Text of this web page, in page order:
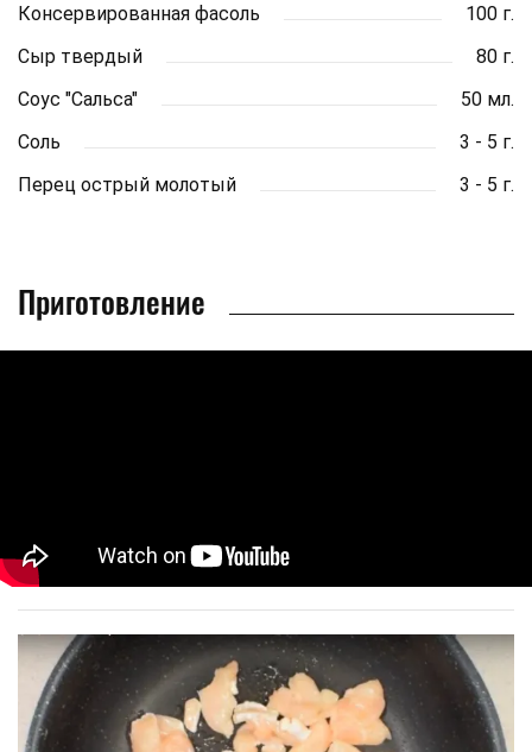
Консервированная фасоль
100 г.
Сыр твердый
80 г.
Соус "Сальса"
50 мл.
Соль
3 - 5 г.
Перец острый молотый
3 - 5 г.
Приготовление